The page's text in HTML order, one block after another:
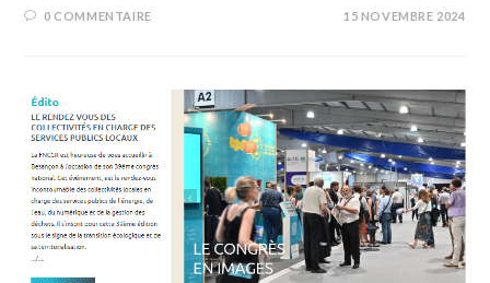
0 COMMENTAIRE 15 NOVEMBRE 2024